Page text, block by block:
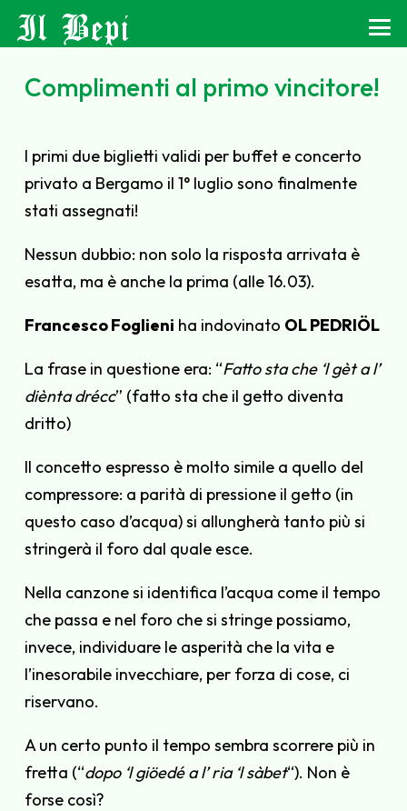
Il Bepi
Complimenti al primo vincitore!
I primi due biglietti validi per buffet e concerto
privato a Bergamo il 1° luglio sono finalmente
stati assegnati!
Nessun dubbio: non solo la risposta arrivata è
esatta, ma è anche la prima (alle 16.03).
Francesco Foglieni ha indovinato OL PEDRIÖL
La frase in questione era: “Fatto sta che ‘l gèt a l’
diènta drécc” (fatto sta che il getto diventa
dritto)
Il concetto espresso è molto simile a quello del
compressore: a parità di pressione il getto (in
questo caso d’acqua) si allungherà tanto più si
stringerà il foro dal quale esce.
Nella canzone si identifica l’acqua come il tempo
che passa e nel foro che si stringe possiamo,
invece, individuare le asperità che la vita e
l’inesorabile invecchiare, per forza di cose, ci
riservano.
A un certo punto il tempo sembra scorrere più in
fretta (“dopo ‘l giöedé a l’ ria ‘l sàbet“). Non è
forse così?